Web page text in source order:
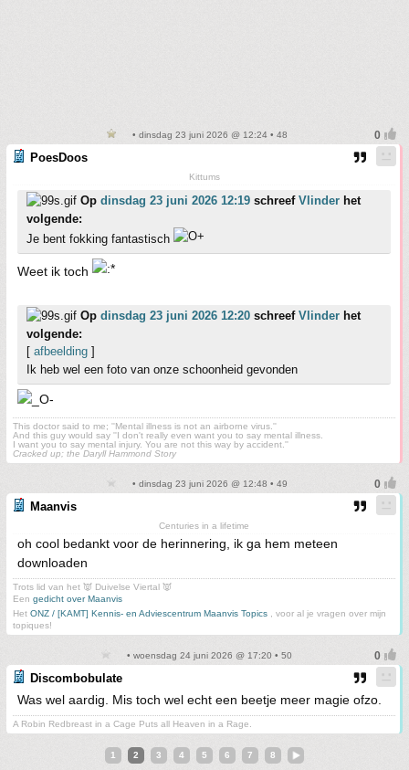
• dinsdag 23 juni 2026 @ 12:24 • 48
PoesDoos
Kittums
Op dinsdag 23 juni 2026 12:19 schreef Vlinder het
volgende:
Je bent fokking fantastisch
Weet ik toch
Op dinsdag 23 juni 2026 12:20 schreef Vlinder het
volgende:
[ afbeelding ]
Ik heb wel een foto van onze schoonheid gevonden
This doctor said to me; ''Mental illness is not an airborne virus.''
And this guy would say ''I don't really even want you to say mental illness.
I want you to say mental injury. You are not this way by accident.''
Cracked up; the Daryll Hammond Story
• dinsdag 23 juni 2026 @ 12:48 • 49
Maanvis
Centuries in a lifetime
oh cool bedankt voor de herinnering, ik ga hem meteen
downloaden
Trots lid van het 👿 Duivelse Viertal 👿
Een gedicht over Maanvis
Het ONZ / [KAMT] Kennis- en Adviescentrum Maanvis Topics , voor al je vragen over mijn
topiques!
• woensdag 24 juni 2026 @ 17:20 • 50
Discombobulate
Was wel aardig. Mis toch wel echt een beetje meer magie ofzo.
A Robin Redbreast in a Cage Puts all Heaven in a Rage.
1 2 3 4 5 6 7 8